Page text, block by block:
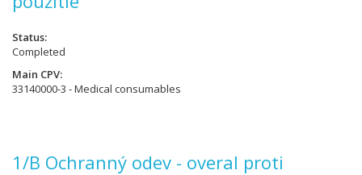
Status
Completed
Main CPV
33140000-3 - Medical consumables
1/B Ochranný odev - overal proti